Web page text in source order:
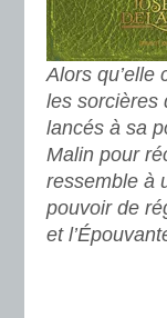
Alors qu’elle
les sorcières
lancés à sa
Malin pour
ressemble à
pouvoir de
et